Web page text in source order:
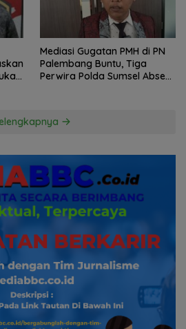
Mediasi Gugatan PMH di PN
Palembang Buntu, Tiga
Perwira Polda Sumsel Absen,